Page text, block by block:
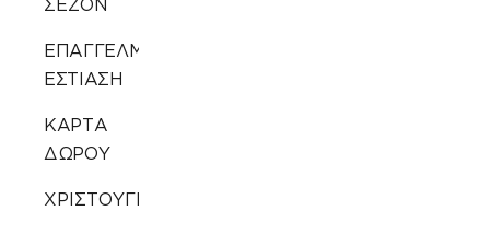
ΣΕΖΟΝ
ΕΠΑΓΓΕΛΜΑΤΙΚΗ
ΕΣΤΙΑΣΗ
ΚΑΡΤΑ
ΔΩΡΟΥ
ΧΡΙΣΤΟΥΓΕΝΝΙΑΤΙΚΑ